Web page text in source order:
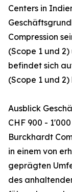
Centers in
Compression
(Scope 1 und
befindet sich
(Scope 1 und
Ausblick
CHF 900 -
Burckhardt
in einem von
geprägten
des